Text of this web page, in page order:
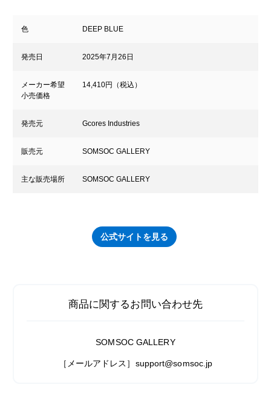
色 DEEP BLUE
発売日 2025年7月26日
メーカー希望
小売価格
14,410円（税込）
発売元 Gcores Industries
販売元 SOMSOC GALLERY
主な販売場所 SOMSOC GALLERY
公式サイトを見る
商品に関するお問い合わせ先
SOMSOC GALLERY
［メールアドレス］support@somsoc.jp